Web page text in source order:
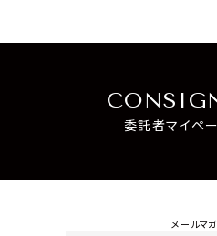
委託者マイペ
メールマ